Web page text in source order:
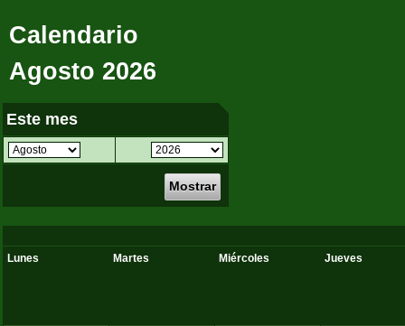
Calendario
Agosto 2026
Este mes
Mostrar
Lunes Martes Miércoles Jueves